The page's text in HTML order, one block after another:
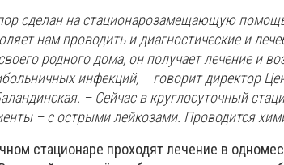
сделан на стационарозамещающую
нам проводить и диагностические и
родного дома, он получает лечение и
инфекций, – говорит директор
– Сейчас в круглосуточный
– с острыми лейкозами. Проводится
стационаре проходят лечение в